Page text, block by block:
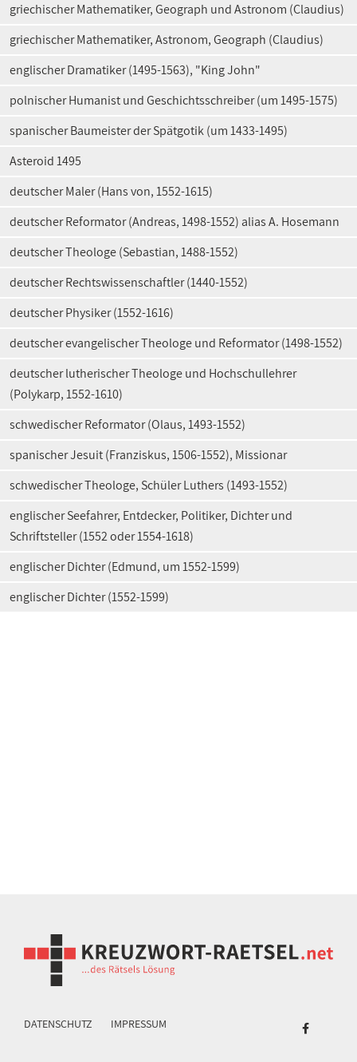
griechischer Mathematiker, Geograph und Astronom (Claudius)
griechischer Mathematiker, Astronom, Geograph (Claudius)
englischer Dramatiker (1495-1563), "King John"
polnischer Humanist und Geschichtsschreiber (um 1495-1575)
spanischer Baumeister der Spätgotik (um 1433-1495)
Asteroid 1495
deutscher Maler (Hans von, 1552-1615)
deutscher Reformator (Andreas, 1498-1552) alias A. Hosemann
deutscher Theologe (Sebastian, 1488-1552)
deutscher Rechtswissenschaftler (1440-1552)
deutscher Physiker (1552-1616)
deutscher evangelischer Theologe und Reformator (1498-1552)
deutscher lutherischer Theologe und Hochschullehrer
(Polykarp, 1552-1610)
schwedischer Reformator (Olaus, 1493-1552)
spanischer Jesuit (Franziskus, 1506-1552), Missionar
schwedischer Theologe, Schüler Luthers (1493-1552)
englischer Seefahrer, Entdecker, Politiker, Dichter und
Schriftsteller (1552 oder 1554-1618)
englischer Dichter (Edmund, um 1552-1599)
englischer Dichter (1552-1599)
DATENSCHUTZ IMPRESSUM